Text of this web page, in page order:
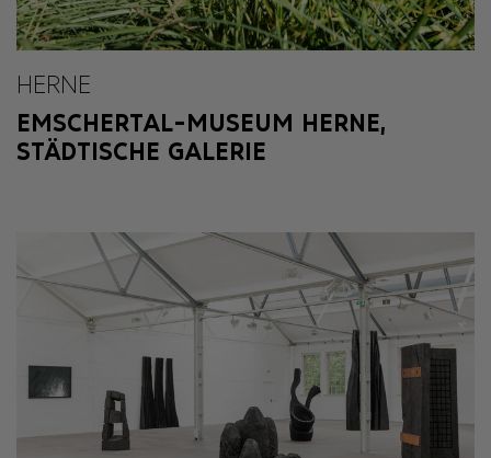
HERNE
EMSCHERTAL-MUSEUM HERNE,
STÄDTISCHE GALERIE